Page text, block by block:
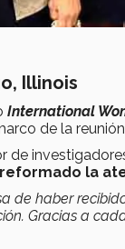
Illinois
International
de la
de
reformado la
de haber
Gracias a